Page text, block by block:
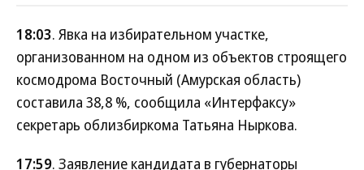
18:03. Явка на избирательном участке,
организованном на одном из объектов строящего
космодрома Восточный (Амурская область)
составила 38,8 %, сообщила «Интерфаксу»
секретарь облизбиркома Татьяна Ныркова.
17:59. Заявление кандидата в губернаторы